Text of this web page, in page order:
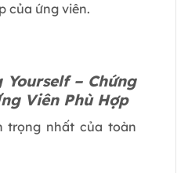
của ứng viên.
Yourself – Chứng
Viên Phù Hợp
trọng nhất của toàn